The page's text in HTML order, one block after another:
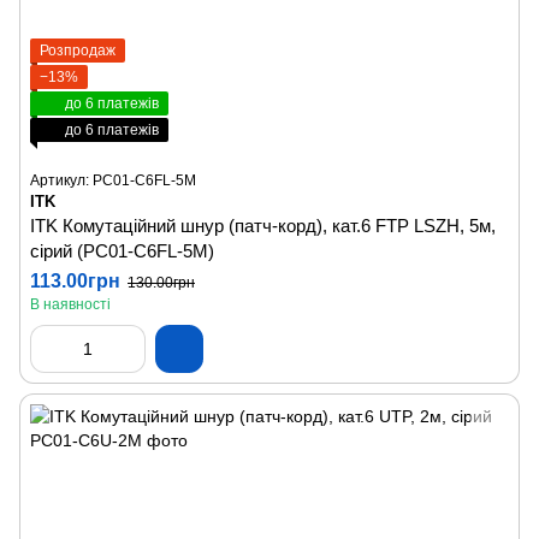
Розпродаж
−13%
до 6 платежів
до 6 платежів
Артикул: PC01-C6FL-5M
ITK
ITK Комутаційний шнур (патч-корд), кат.6 FTP LSZH, 5м,
сірий (PC01-C6FL-5M)
113.00грн 130.00грн
В наявності